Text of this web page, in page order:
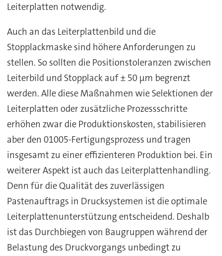
Leiterplatten notwendig.
Auch an das Leiterplattenbild und die
Stopplackmaske sind höhere Anforderungen zu
stellen. So sollten die Positionstoleranzen zwischen
Leiterbild und Stopplack auf ± 50 µm begrenzt
werden. Alle diese Maßnahmen wie Selektionen der
Leiterplatten oder zusätzliche Prozessschritte
erhöhen zwar die Produktionskosten, stabilisieren
aber den 01005-Fertigungsprozess und tragen
insgesamt zu einer effizienteren Produktion bei. Ein
weiterer Aspekt ist auch das Leiterplattenhandling.
Denn für die Qualität des zuverlässigen
Pastenauftrags in Drucksystemen ist die optimale
Leiterplattenunterstützung entscheidend. Deshalb
ist das Durchbiegen von Baugruppen während der
Belastung des Druckvorgangs unbedingt zu